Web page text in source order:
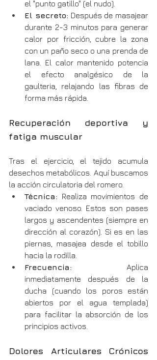
el "punto gatillo" (el nudo).
El secreto: Después de masajear
durante 2-3 minutos para generar
calor por fricción, cubre la zona
con un paño seco o una prenda de
lana. El calor mantenido potencia
el efecto analgésico de la
gaulteria, relajando las fibras de
forma más rápida.
Recuperación deportiva y
fatiga muscular
Tras el ejercicio, el tejido acumula
desechos metabólicos. Aquí buscamos
la acción circulatoria del romero.
Técnica: Realiza movimientos de
vaciado venoso. Estos son pases
largos y ascendentes (siempre en
dirección al corazón). Si es en las
piernas, masajea desde el tobillo
hacia la rodilla.
Frecuencia: Aplica
inmediatamente después de la
ducha (cuando los poros están
abiertos por el agua templada)
para facilitar la absorción de los
principios activos.
Dolores Articulares Crónicos